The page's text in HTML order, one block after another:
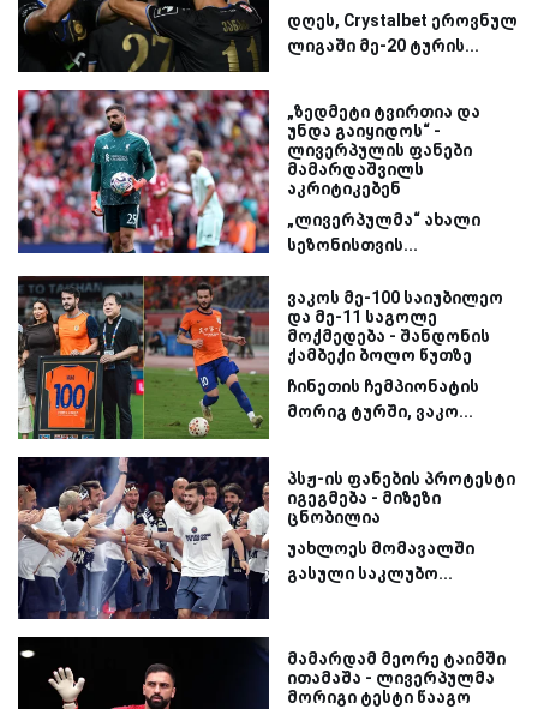
დღეს, Crystalbet ეროვნულ
ლიგაში მე-20 ტურის...
„ზედმეტი ტვირთია და
უნდა გაიყიდოს“ -
ლივერპულის ფანები
მამარდაშვილს
აკრიტიკებენ
„ლივერპულმა“ ახალი
სეზონისთვის...
ვაკოს მე-100 საიუბილეო
და მე-11 საგოლე
მოქმედება - შანდონის
ქამბექი ბოლო წუთზე
ჩინეთის ჩემპიონატის
მორიგ ტურში, ვაკო...
პსჟ-ის ფანების პროტესტი
იგეგმება - მიზეზი
ცნობილია
უახლოეს მომავალში
გასული საკლუბო...
მამარდამ მეორე ტაიმში
ითამაშა - ლივერპულმა
მორიგი ტესტი წააგო